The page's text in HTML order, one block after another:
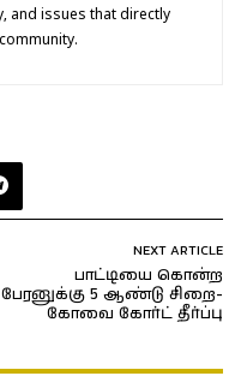
and issues that directly
NEXT ARTICLE
பாட்டியை கொன்ற
பேரனுக்கு 5 ஆண்டு சிறை-
கோவை கோர்ட் தீர்ப்பு